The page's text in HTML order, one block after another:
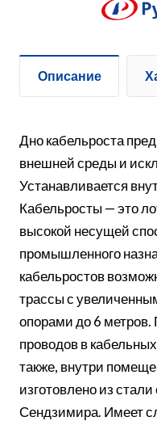
Описание
Дно кабельроста
внешней среды и
Устанавливается
Кабельросты — это
высокой несущей
промышленного
кабельростов
трассы с
опорами до 6
проводов в
также, внутри
изготовлено из
Сендзимира. Имеет